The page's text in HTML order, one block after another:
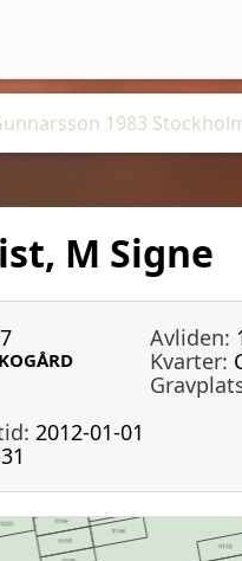
M Signe
Avliden:
Kvarter:
2012-01-01